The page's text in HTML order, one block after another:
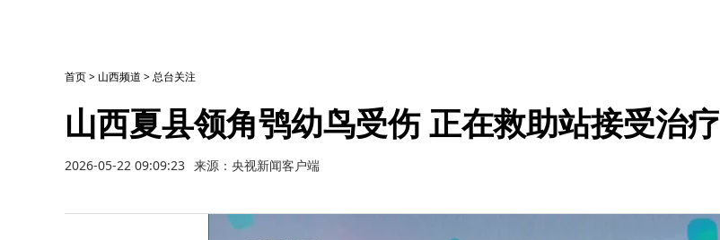
首页> 山西频道 >总台关注
山西夏县领角鸮幼鸟受伤 正在救助站接受治疗
2026-05-22 09:09:23 来源：央视新闻客户端